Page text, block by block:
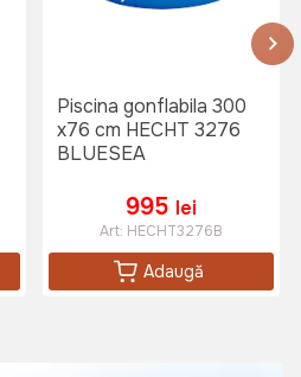
80 g/m² Bomber
Piscina gonflabila 300
x76 cm HECHT 3276
BLUESEA
995 lei
Art: HECHT3276B
Adaugă